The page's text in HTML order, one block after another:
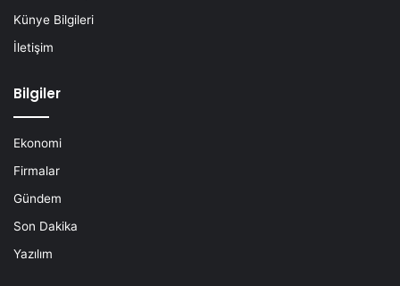
Künye Bilgileri
İletişim
Bilgiler
Ekonomi
Firmalar
Gündem
Son Dakika
Yazılım